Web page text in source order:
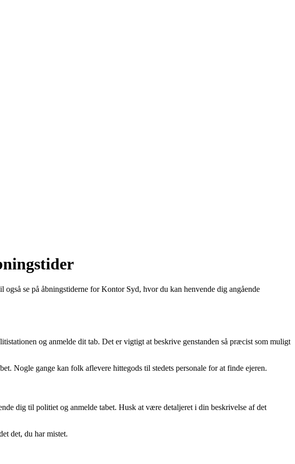
se på åbningstiderne for Kontor Syd, hvor du kan henvende dig angående
og anmelde dit tab. Det er vigtigt at beskrive genstanden så præcist som muligt
Nogle gange kan folk aflevere hittegods til stedets personale for at finde ejeren.
dig til politiet og anmelde tabet. Husk at være detaljeret i din beskrivelse af det
det, du har mistet.